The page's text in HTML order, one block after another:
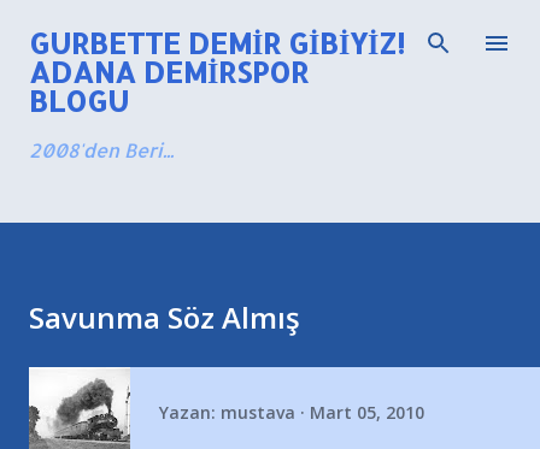
Ana içeriğe atla
GURBETTE DEMIR GIBIYIZ!
ADANA DEMIRSPOR
BLOGU
2008'den Beri...
Savunma Söz Almış
Yazan: mustava Mart 05, 2010